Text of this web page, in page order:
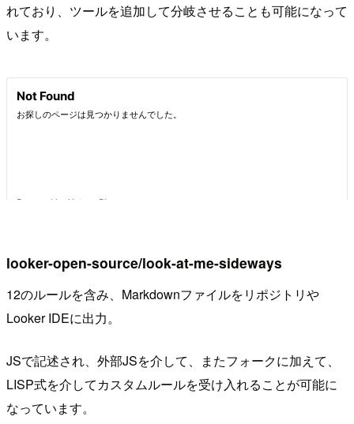
れており、ツールを追加して分岐させることも可能になって
います。
looker-open-source/look-at-me-sideways
12のルールを含み、Markdownファイルをリポジトリや
Looker IDEに出力。
JSで記述され、外部JSを介して、またフォークに加えて、
LISP式を介してカスタムルールを受け入れることが可能に
なっています。